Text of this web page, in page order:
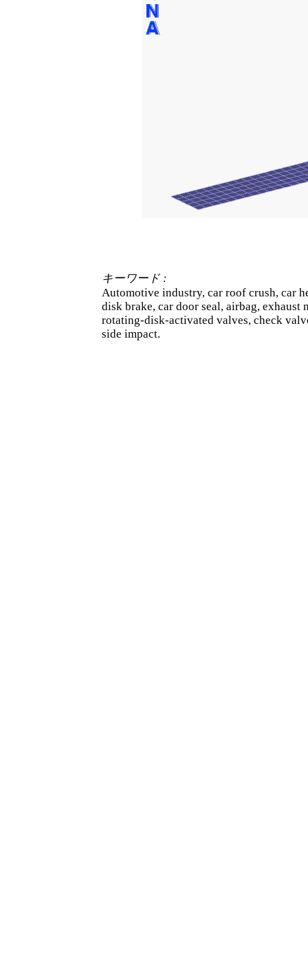
キーワード :
Automotive industry, car roof crush, car
disk brake, car door seal, airbag,
rotating-disk-activated valves, check
side impact.